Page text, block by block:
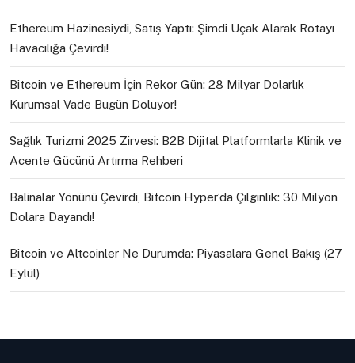
Ethereum Hazinesiydi, Satış Yaptı: Şimdi Uçak Alarak Rotayı
Havacılığa Çevirdi!
Bitcoin ve Ethereum İçin Rekor Gün: 28 Milyar Dolarlık
Kurumsal Vade Bugün Doluyor!
Sağlık Turizmi 2025 Zirvesi: B2B Dijital Platformlarla Klinik ve
Acente Gücünü Artırma Rehberi
Balinalar Yönünü Çevirdi, Bitcoin Hyper’da Çılgınlık: 30 Milyon
Dolara Dayandı!
Bitcoin ve Altcoinler Ne Durumda: Piyasalara Genel Bakış (27
Eylül)